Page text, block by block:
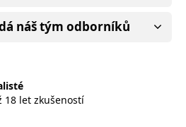
náš tým odborníků
18 let zkušeností